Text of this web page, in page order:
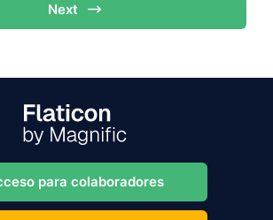
Next
para colaboradores